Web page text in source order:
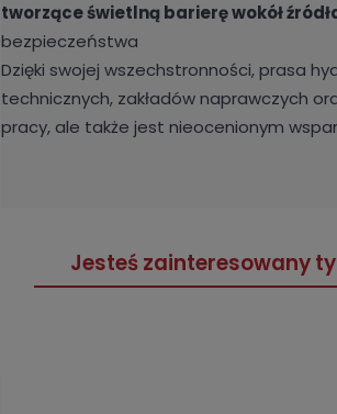
tworzące świetlną barierę wokół
bezpieczeństwa
Dzięki swojej wszechstronności, prasa
technicznych, zakładów naprawczych
pracy, ale także jest nieocenionym
Jesteś zainteresowany